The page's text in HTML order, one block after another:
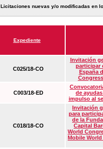
Licitaciones nuevas y/o modificadas en
Expediente
C025/18-CO
Invitación
participar
España
C003/18-ED
de
impulso al
C018/18-CO
Invitación
para
de la
Capital
World
Mobile